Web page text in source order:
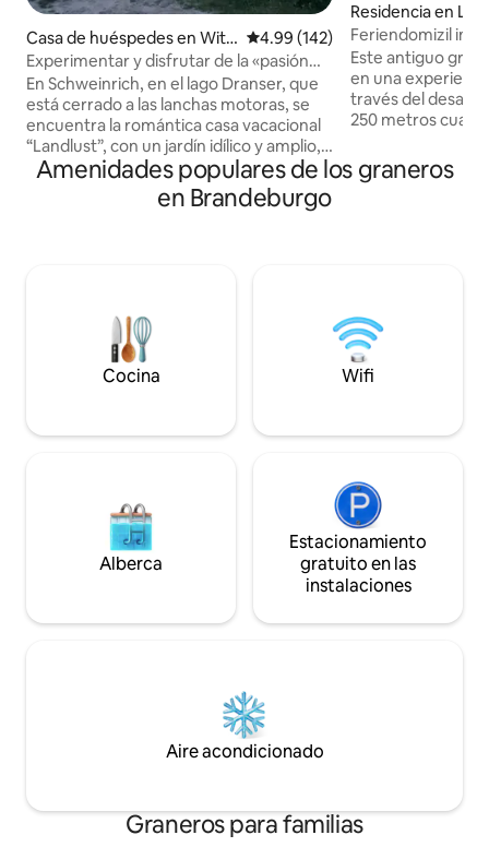
Casa de huéspedes en Witt
stock, Ortsteil Schweinrich
Calificación promedio: 4.99 de
4.99 (142)
Experimentar y disfrutar de la «pasión
por la vida rural» en el lago Dranser
En Schweinrich, en el lago Dranser, que
está cerrado a las lanchas motoras, se
encuentra la romántica casa vacacional
“Landlust”, con un jardín idílico y amplio, y
ubicada a 100 metros de la zona de baño.
Casa flotante con muelle privado. Se
pueden rentar canoas, kayaks y botes a
www.airbnb.de/rooms/16298528 La
sauna en el jardín está disponible a
solicitud durante los meses más fríos.
Residencia en
Feriendomizil im
Este antiguo
en una
través del
250 metros
baños, uno de
hay una sauna.
los huéspedes,
Instalaciones de
Gartow.
Amenidades populares de los graneros
en Brandeburgo
Cocina Wifi
Alberca
Estacionamiento
gratuito en las
instalaciones
Aire acondicionado
Graneros para familias